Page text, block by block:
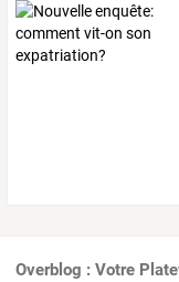
Overblog : Votre